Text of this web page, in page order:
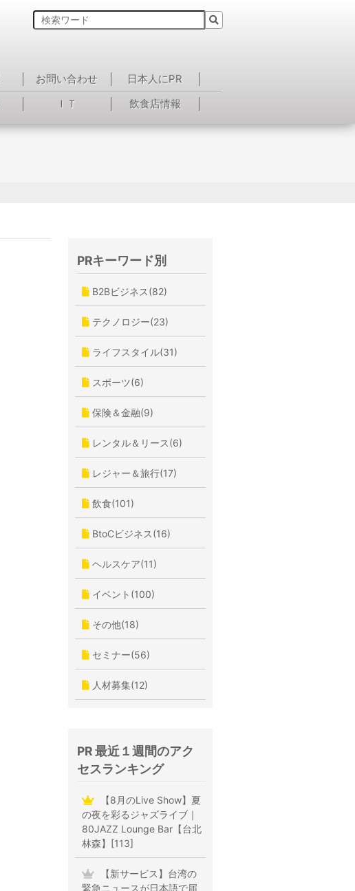
お問い合わせ
日本人にPR
ＩＴ 飲食店情報
PRキーワード別
B2Bビジネス(82)
テクノロジー(23)
ライフスタイル(31)
スポーツ(6)
保険＆金融(9)
レンタル＆リース(6)
レジャー＆旅行(17)
飲食(101)
BtoCビジネス(16)
ヘルスケア(11)
イベント(100)
その他(18)
セミナー(56)
人材募集(12)
PR 最近１週間のアク
セスランキング
【8月のLive Show】夏
の夜を彩るジャズライブ｜
80JAZZ Lounge Bar【台北
林森】[113]
【新サービス】台湾の
緊急ニュースが日本語で届